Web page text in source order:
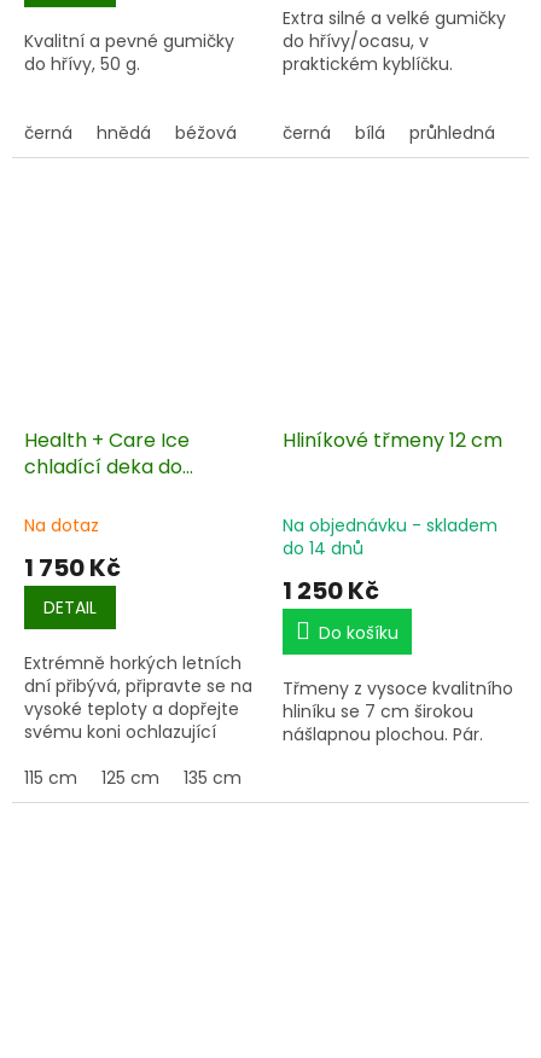
Kvalitní a pevné gumičky
do hřívy, 50 g.
černá hnědá béžová
Extra silné a velké gumičky
do hřívy/ocasu, v
praktickém kyblíčku.
černá bílá průhledná
Health + Care Ice
chladící deka do
NASKLADNĚNÍ U
Na dotaz
1 750 Kč
DETAIL
Extrémně horkých letních
dní přibývá, připravte se na
vysoké teploty a dopřejte
svému koni ochlazující
115 cm
125 cm 135 cm
Hliníkové třmeny 12 cm
Na objednávku - skladem
do 14 dnů
1 250 Kč
Do košíku
Třmeny z vysoce kvalitního
hliníku se 7 cm širokou
nášlapnou plochou. Pár.